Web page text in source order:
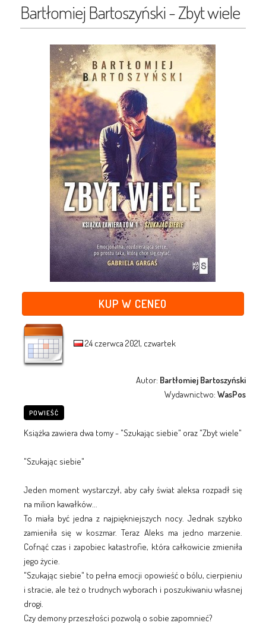
Bartłomiej Bartoszyński - Zbyt wiele
KUP W CENEO
24 czerwca 2021, czwartek
Autor: Bartłomiej Bartoszyński
Wydawnictwo:WasPos
POWIEŚĆ
Książka zawiera dwa tomy - "Szukając siebie" oraz "Zbyt wiele"
"Szukając siebie"
Jeden moment wystarczył, aby cały świat aleksa rozpadł się
na milion kawałków...
To miała być jedna z najpiękniejszych nocy. Jednak szybko
zamieniła się w koszmar. Teraz Aleks ma jedno marzenie.
Cofnąć czas i zapobiec katastrofie, która całkowicie zmieniła
jego życie.
"Szukając siebie" to pełna emocji opowieść o bólu, cierpieniu
i stracie, ale też o trudnych wyborach i poszukiwaniu własnej
drogi.
Czy demony przeszłości pozwolą o sobie zapomnieć?